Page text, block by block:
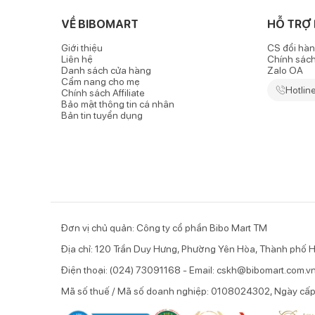
- Thiết kế miếng tã độc đáo ôm theo đường cong
- Thiết kế miếng dán và lưng thun siêu co dãn đặc
- Lớp dẫn thấm tăng cường siêu khô thoáng giúp
luôn khô thoáng.
- Vạch báo thay tã thông minh với cơ chế đổi màu
- Bề mặt tã Molfix với 5.000 lỗ thấm hút thần tốc
VỀ BIBOMART
Giới thiệu
Liên hệ
Danh sách cửa hàng
Cẩm nang cho mẹ
Chính sách Affiliate
Bảo mật thông tin cá nhân
Bản tin tuyển dụng
HỖ TRỢ
CS đổi
Chính
Zalo OA
Hotline
Đơn vị chủ quản: Công ty cổ phần Bibo Mart TM
Địa chỉ: 120 Trần Duy Hưng, Phường Yên Hòa, Thành phố
Điện thoại: (024) 73091168 - Email: cskh@bibomart.com.vn
Mã số thuế / Mã số doanh nghiệp: 0108024302, Ngày